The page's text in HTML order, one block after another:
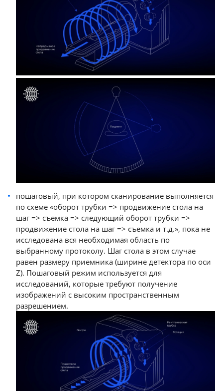
пошаговый, при котором сканирование выполняется
по схеме «оборот трубки => продвижение стола на
шаг => съемка => следующий оборот трубки =>
продвижение стола на шаг => съемка и т.д.», пока не
исследована вся необходимая область по
выбранному протоколу. Шаг стола в этом случае
равен размеру приемника (ширине детектора по оси
Z). Пошаговый режим используется для
исследований, которые требуют получение
изображений с высоким пространственным
разрешением.